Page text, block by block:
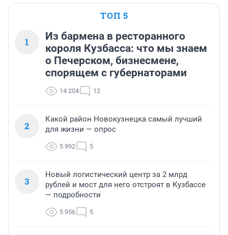
ТОП 5
1
Из бармена в ресторанного
короля Кузбасса: что мы знаем
о Печерском, бизнесмене,
спорящем с губернаторами
14 204 12
2
Какой район Новокузнецка самый лучший
для жизни — опрос
5 992 5
3
Новый логистический центр за 2 млрд
рублей и мост для него отстроят в Кузбассе
— подробности
5 956 5